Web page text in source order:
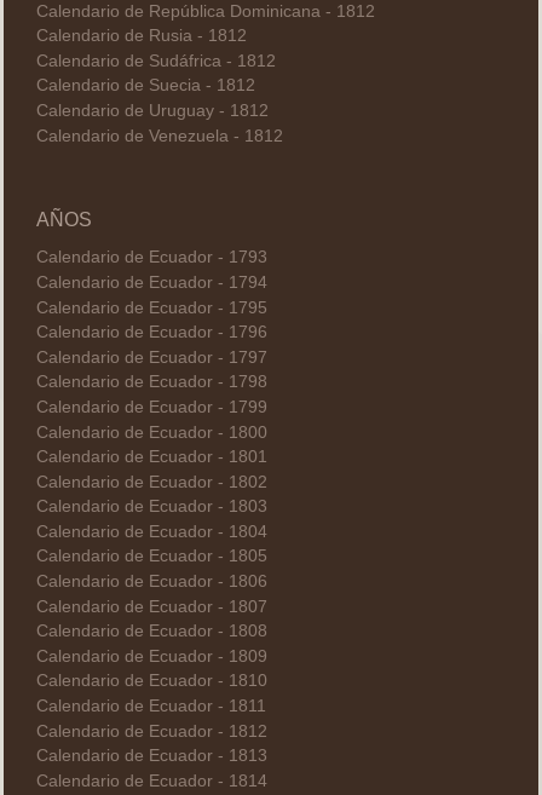
Calendario de República Dominicana - 1812
Calendario de Rusia - 1812
Calendario de Sudáfrica - 1812
Calendario de Suecia - 1812
Calendario de Uruguay - 1812
Calendario de Venezuela - 1812
AÑOS
Calendario de Ecuador - 1793
Calendario de Ecuador - 1794
Calendario de Ecuador - 1795
Calendario de Ecuador - 1796
Calendario de Ecuador - 1797
Calendario de Ecuador - 1798
Calendario de Ecuador - 1799
Calendario de Ecuador - 1800
Calendario de Ecuador - 1801
Calendario de Ecuador - 1802
Calendario de Ecuador - 1803
Calendario de Ecuador - 1804
Calendario de Ecuador - 1805
Calendario de Ecuador - 1806
Calendario de Ecuador - 1807
Calendario de Ecuador - 1808
Calendario de Ecuador - 1809
Calendario de Ecuador - 1810
Calendario de Ecuador - 1811
Calendario de Ecuador - 1812
Calendario de Ecuador - 1813
Calendario de Ecuador - 1814